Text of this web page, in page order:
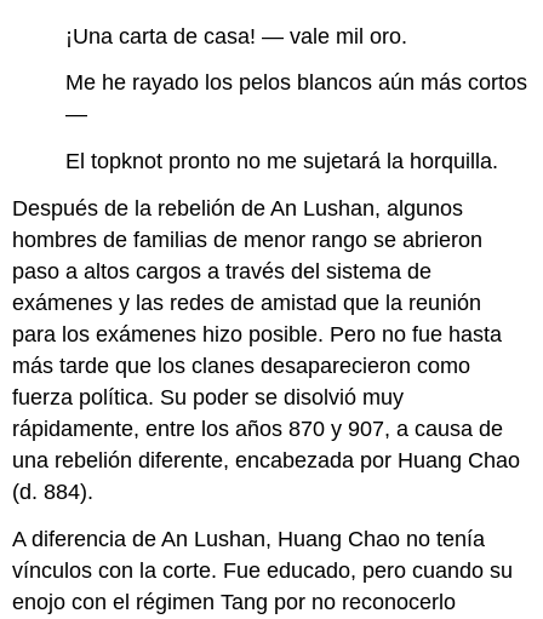
¡Una carta de casa! — vale mil oro.
Me he rayado los pelos blancos aún más cortos
—
El topknot pronto no me sujetará la horquilla.
Después de la rebelión de An Lushan, algunos
hombres de familias de menor rango se abrieron
paso a altos cargos a través del sistema de
exámenes y las redes de amistad que la reunión
para los exámenes hizo posible. Pero no fue hasta
más tarde que los clanes desaparecieron como
fuerza política. Su poder se disolvió muy
rápidamente, entre los años 870 y 907, a causa de
una rebelión diferente, encabezada por Huang Chao
(d. 884).
A diferencia de An Lushan, Huang Chao no tenía
vínculos con la corte. Fue educado, pero cuando su
enojo con el régimen Tang por no reconocerlo